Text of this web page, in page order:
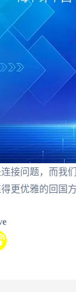
接问题，而我
更优雅的回国